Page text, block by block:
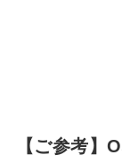
【ご参考